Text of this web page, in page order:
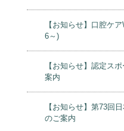
【お知らせ】口腔ケ
6～)
【お知らせ】認定ス
案内
【お知らせ】第73回
のご案内